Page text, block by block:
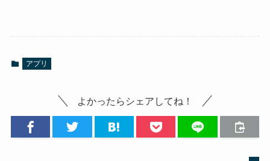
アプリ
よかったらシェアしてね！